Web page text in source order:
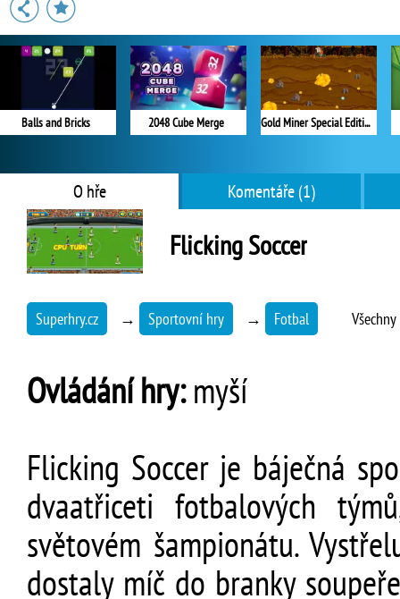
Balls and Bricks 2048 Cube Merge Gold Miner Special Edition
O hře Komentáře (1)
Flicking Soccer
Superhry.cz → Sportovní hry → Fotbal
Ovládání hry:myší
Flicking Soccer je báječná
dvaatřiceti fotbalových
světovém šampionátu.
dostaly míč do branky